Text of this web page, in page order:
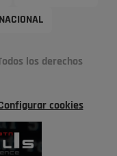
los derechos
cookies